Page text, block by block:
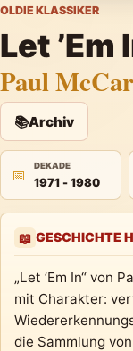
OLDIE KLASSIKER
Let ’Em
Paul
📚Archiv
📅
DEKADE
1971 - 1980
📖 GESCHICHTE
„Let ’Em In“ von
mit Charakter:
die Sammlung